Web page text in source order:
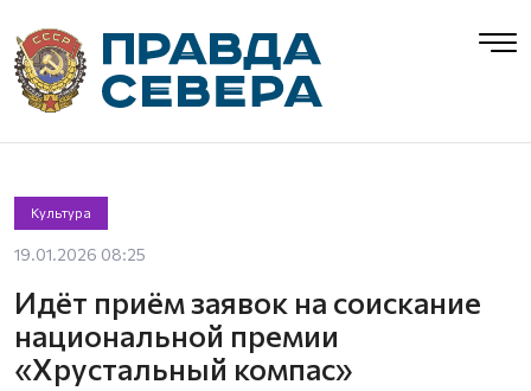
Культура
19.01.2026 08:25
Идёт приём заявок на соискание
национальной премии
«Хрустальный компас»